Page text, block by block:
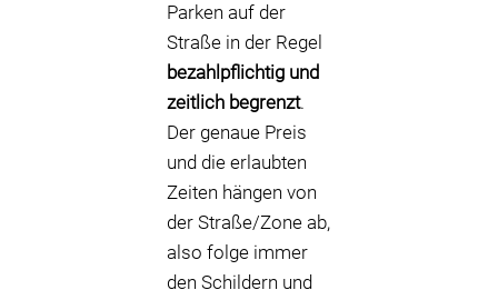
Parken auf der
Straße in der Regel
bezahlpflichtig und
zeitlich begrenzt.
Der genaue Preis
und die erlaubten
Zeiten hängen von
der Straße/Zone ab,
also folge immer
den Schildern und